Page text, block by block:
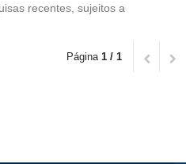
recentes, sujeitos a
Página 1 / 1